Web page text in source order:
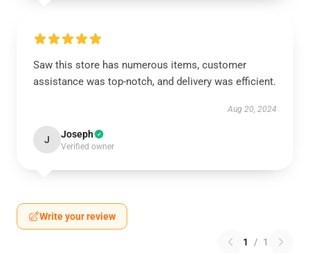
Saw this store has numerous items, customer
assistance was top-notch, and delivery was efficient.
Aug 20, 2024
J Joseph
Verified owner
Write your review
1 / 1